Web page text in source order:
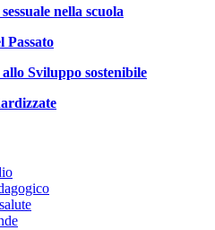
nella scuola
Passato
Sviluppo sostenibile